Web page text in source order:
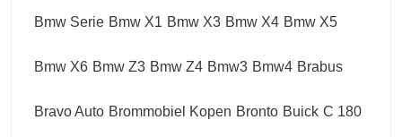
Bmw Serie Bmw X1 Bmw X3 Bmw X4 Bmw X5
Bmw X6 Bmw Z3 Bmw Z4 Bmw3 Bmw4 Brabus
Bravo Auto Brommobiel Kopen Bronto Buick C 180